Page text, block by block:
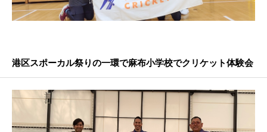
港区スポーカル祭りの一環で麻布小学校でクリケット体験会